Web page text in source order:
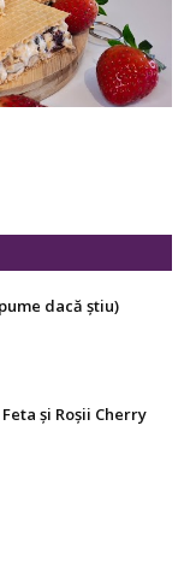
dacă știu)
și Roșii Cherry